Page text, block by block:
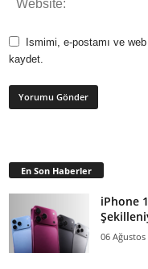
Ismimi, e-postamı ve
kaydet.
En Son Haberler
iPhone
06 Ağustos